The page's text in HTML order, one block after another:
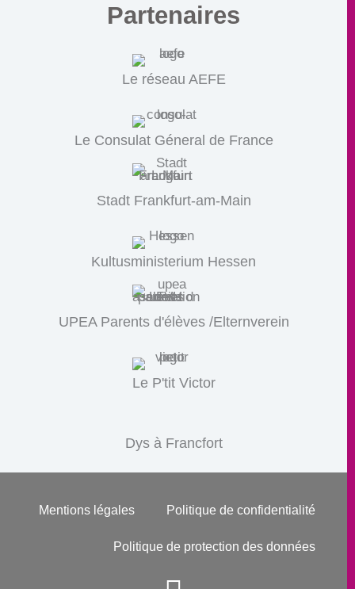
Partenaires
Le réseau AEFE
Le Consulat Géneral de France
Stadt Frankfurt-am-Main
Kultusministerium Hessen
UPEA Parents d'élèves /Elternverein
Le P'tit Victor
Dys à Francfort
Mentions légales Politique de confidentialité
Politique de protection des données